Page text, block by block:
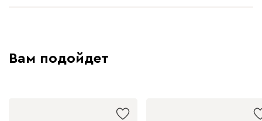
Вам подойдет